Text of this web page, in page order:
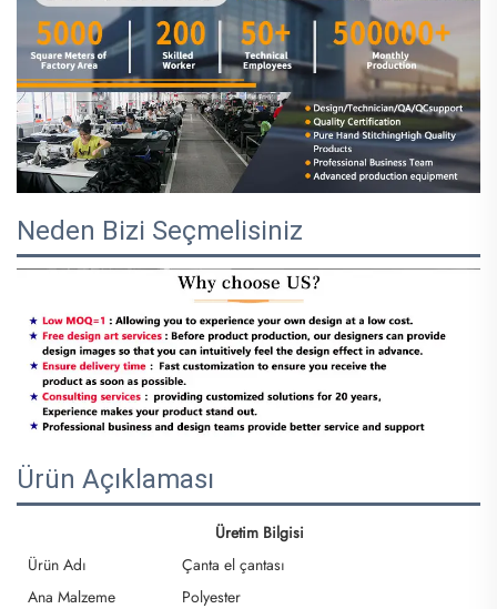
Neden Bizi Seçmelisiniz
Ürün Açıklaması
Üretim Bilgisi
Ürün Adı
Çanta el çantası
Ana Malzeme
Polyester